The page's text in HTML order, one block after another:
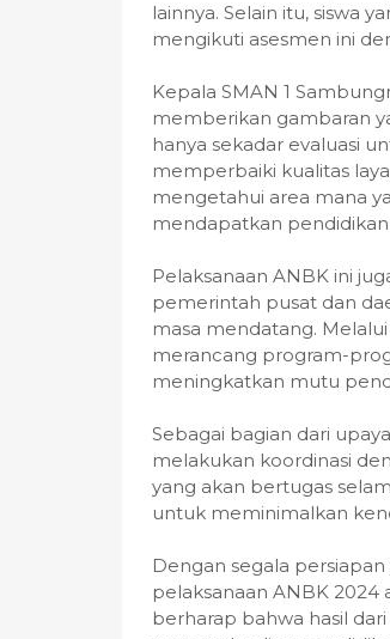
lainnya. Selain itu, siswa
mengikuti asesmen ini
Kepala SMAN 1
memberikan gambaran
hanya sekadar evaluasi
memperbaiki kualitas
mengetahui area mana
mendapatkan pendidikan
Pelaksanaan ANBK ini
pemerintah pusat dan
masa mendatang.
merancang program-
meningkatkan mutu
Sebagai bagian dari
melakukan koordinasi
yang akan bertugas
untuk meminimalkan
Dengan segala
pelaksanaan ANBK 2024
berharap bahwa hasil